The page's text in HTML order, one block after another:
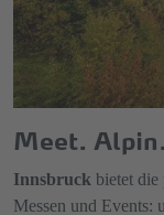
Meet.
Innsbruck bietet die
Messen und Events: